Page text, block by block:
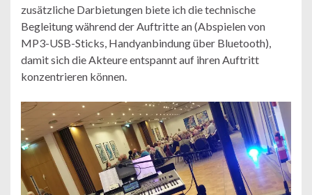
zusätzliche Darbietungen biete ich die technische
Begleitung während der Auftritte an (Abspielen von
MP3-USB-Sticks, Handyanbindung über Bluetooth),
damit sich die Akteure entspannt auf ihren Auftritt
konzentrieren können.